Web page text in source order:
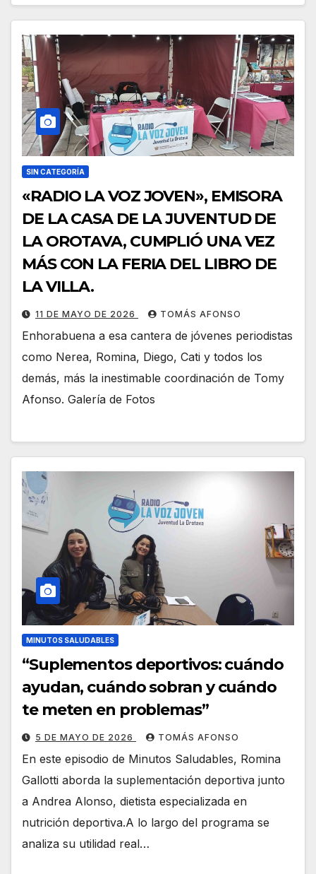
SIN CATEGORÍA
«RADIO LA VOZ JOVEN», EMISORA
DE LA CASA DE LA JUVENTUD DE
LA OROTAVA, CUMPLIÓ UNA VEZ
MÁS CON LA FERIA DEL LIBRO DE
LA VILLA.
11 DE MAYO DE 2026 TOMÁS AFONSO
Enhorabuena a esa cantera de jóvenes periodistas
como Nerea, Romina, Diego, Cati y todos los
demás, más la inestimable coordinación de Tomy
Afonso. Galería de Fotos
MINUTOS SALUDABLES
“Suplementos deportivos: cuándo
ayudan, cuándo sobran y cuándo
te meten en problemas”
5 DE MAYO DE 2026 TOMÁS AFONSO
En este episodio de Minutos Saludables, Romina
Gallotti aborda la suplementación deportiva junto
a Andrea Alonso, dietista especializada en
nutrición deportiva.A lo largo del programa se
analiza su utilidad real…